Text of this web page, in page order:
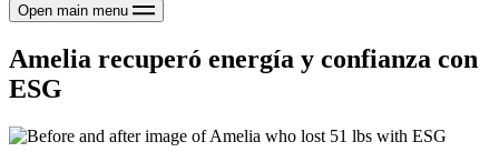
Open main menu
Amelia recuperó energía y confianza con
ESG